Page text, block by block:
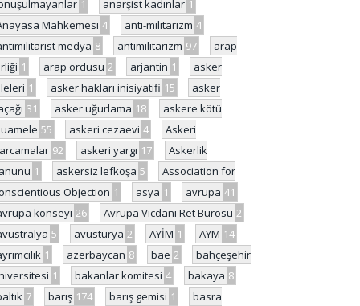
1 anarşist kadınlar 1
Mahkemesi 4 anti-militarizm 4
medya 8 antimilitarizm 97
arap
1 arap ordusu 2 arjantin 1
asker
1 asker hakları inisiyatifi 15
asker
31 asker uğurlama 18
askere kötü
55 askeri cezaevi 4
Askeri
92 askeri yargı 17
Askerlik
1 askersiz lefkoşa 5
Association for
Objection 1 asya 1 avrupa 41
konseyi 26 Avrupa Vicdani Ret Bürosu 2
5 avusturya 2 AYİM 1 AYM 14
1 azerbaycan 8 bae 2
bahçeşehir
1 bakanlar komitesi 4 bakaya 8
7 barış 174 barış gemisi 1
basra